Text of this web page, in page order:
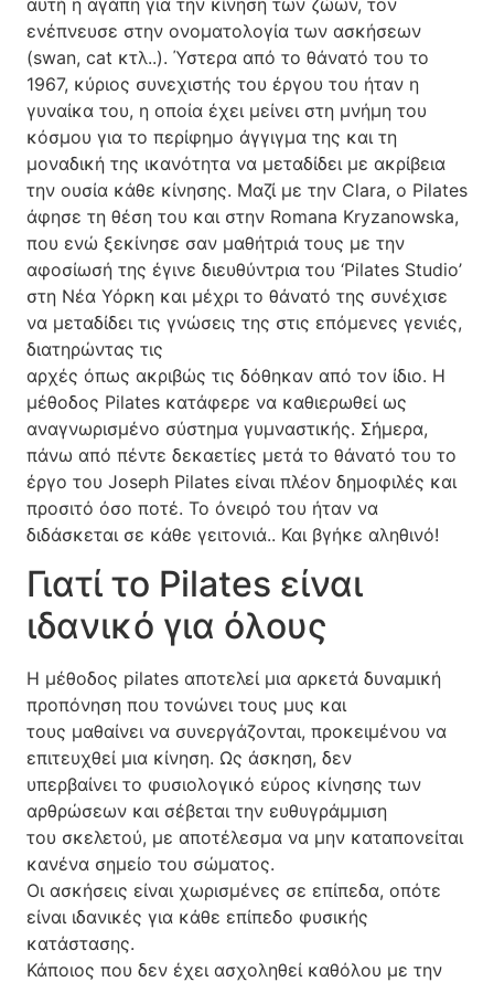
ενέπνευσε στην ονοματολογία των ασκήσεων
(swan, cat κτλ..). Ύστερα από το θάνατό του το
1967, κύριος συνεχιστής του έργου του ήταν η
γυναίκα του, η οποία έχει μείνει στη μνήμη του
κόσμου για το περίφημο άγγιγμα της και τη
μοναδική της ικανότητα να μεταδίδει με ακρίβεια
την ουσία κάθε κίνησης. Μαζί με την Clara, ο Pilates
άφησε τη θέση του και στην Romana Kryzanowska,
που ενώ ξεκίνησε σαν μαθήτριά τους με την
αφοσίωσή της έγινε διευθύντρια του ‘Pilates Studio’
στη Νέα Υόρκη και μέχρι το θάνατό της συνέχισε
να μεταδίδει τις γνώσεις της στις επόμενες γενιές,
διατηρώντας τις
αρχές όπως ακριβώς τις δόθηκαν από τον ίδιο. Η
μέθοδος Pilates κατάφερε να καθιερωθεί ως
αναγνωρισμένο σύστημα γυμναστικής. Σήμερα,
πάνω από πέντε δεκαετίες μετά το θάνατό του το
έργο του Joseph Pilates είναι πλέον δημοφιλές και
προσιτό όσο ποτέ. Το όνειρό του ήταν να
διδάσκεται σε κάθε γειτονιά.. Και βγήκε αληθινό!
Γιατί το Pilates είναι
ιδανικό για όλους
Η μέθοδος pilates αποτελεί μια αρκετά δυναμική
προπόνηση που τονώνει τους μυς και
τους μαθαίνει να συνεργάζονται, προκειμένου να
επιτευχθεί μια κίνηση. Ως άσκηση, δεν
υπερβαίνει το φυσιολογικό εύρος κίνησης των
αρθρώσεων και σέβεται την ευθυγράμμιση
του σκελετού, με αποτέλεσμα να μην καταπονείται
κανένα σημείο του σώματος.
Οι ασκήσεις είναι χωρισμένες σε επίπεδα, οπότε
είναι ιδανικές για κάθε επίπεδο φυσικής
κατάστασης.
Κάποιος που δεν έχει ασχοληθεί καθόλου με την